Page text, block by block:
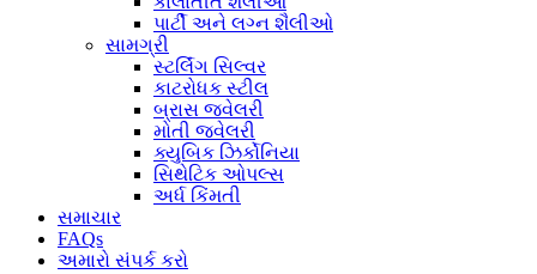
પાર્ટી અને લગ્ન શૈલીઓ
સામગ્રી
સ્ટર્લિંગ સિલ્વર
કાટરોધક સ્ટીલ
બ્રાસ જ્વેલરી
મોતી જ્વેલરી
ક્યુબિક ઝિર્કોનિયા
સિથેટિક ઓપલ્સ
અર્ધ કિંમતી
સમાચાર
FAQs
અમારો સંપર્ક કરો